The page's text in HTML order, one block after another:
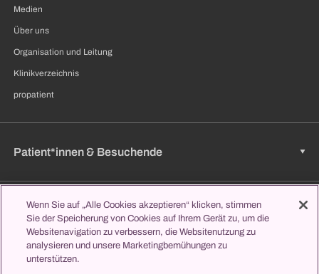
Medien
Über uns
Organisation und Leitung
Klinikverzeichnis
propatient
Patient*innen & Besuchende
Zuweisende
Wenn Sie auf „Alle Cookies akzeptieren“ klicken, stimmen
Sie der Speicherung von Cookies auf Ihrem Gerät zu, um die
Websitenavigation zu verbessern, die Websitenutzung zu
analysieren und unsere Marketingbemühungen zu
unterstützen.